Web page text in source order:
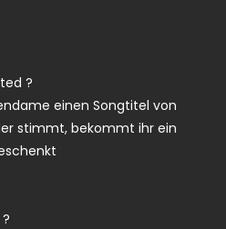
?
einen Songtitel von
stimmt, bekommt ihr ein